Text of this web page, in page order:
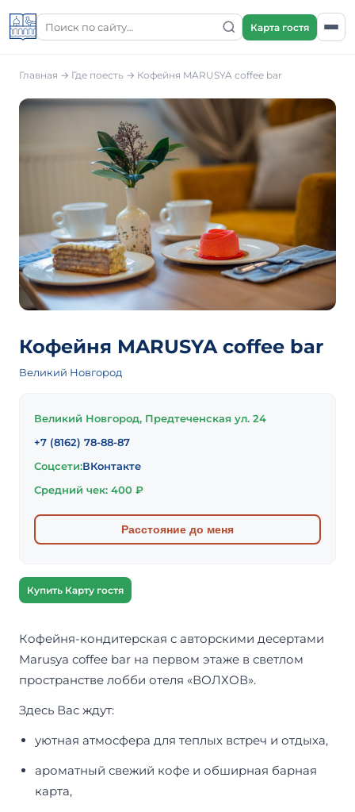
Карта гостя
Главная → Где поесть → Кофейня MARUSYA coffee bar
Кофейня MARUSYA coffee bar
Великий Новгород
Великий Новгород, Предтеченская ул. 24
+7 (8162) 78-88-87
Соцсети:ВКонтакте
Средний чек: 400 ₽
Расстояние до меня
Купить Карту гостя
Кофейня-кондитерская с авторскими десертами
Marusya coffee bar на первом этаже в светлом
пространстве лобби отеля «ВОЛХОВ».
Здесь Вас ждут:
уютная атмосфера для теплых встреч и отдыха,
ароматный свежий кофе и обширная барная
карта,